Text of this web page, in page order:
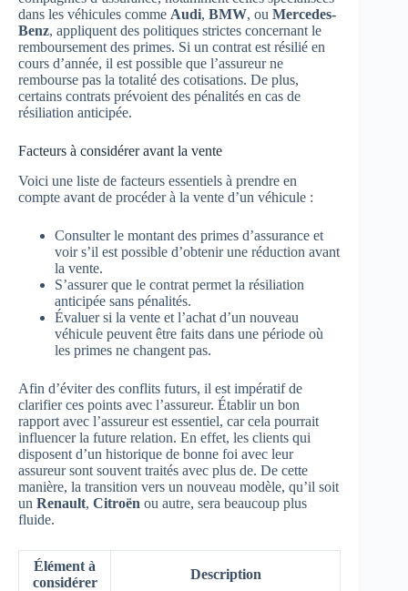
dans les véhicules comme Audi, BMW, ou Mercedes-
Benz, appliquent des politiques strictes concernant le
remboursement des primes. Si un contrat est résilié en
cours d’année, il est possible que l’assureur ne
rembourse pas la totalité des cotisations. De plus,
certains contrats prévoient des pénalités en cas de
résiliation anticipée.
Facteurs à considérer avant la vente
Voici une liste de facteurs essentiels à prendre en
compte avant de procéder à la vente d’un véhicule :
Consulter le montant des primes d’assurance et
voir s’il est possible d’obtenir une réduction avant
la vente.
S’assurer que le contrat permet la résiliation
anticipée sans pénalités.
Évaluer si la vente et l’achat d’un nouveau
véhicule peuvent être faits dans une période où
les primes ne changent pas.
Afin d’éviter des conflits futurs, il est impératif de
clarifier ces points avec l’assureur. Établir un bon
rapport avec l’assureur est essentiel, car cela pourrait
influencer la future relation. En effet, les clients qui
disposent d’un historique de bonne foi avec leur
assureur sont souvent traités avec plus de. De cette
manière, la transition vers un nouveau modèle, qu’il soit
un Renault, Citroën ou autre, sera beaucoup plus
fluide.
Élément à
considérer
Description